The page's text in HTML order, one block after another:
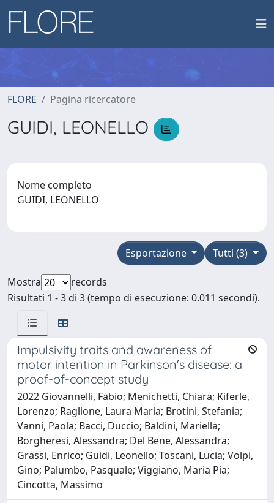
FLORE Pagina ricercatore
GUIDI, LEONELLO
Nome completo
GUIDI, LEONELLO
Tutti (3)
Esportazione
Mostra
records
Risultati 1 - 3 di 3 (tempo di esecuzione: 0.011 secondi).
Impulsivity traits and awareness of
motor intention in Parkinson's disease: a
proof-of-concept study
2022 Giovannelli, Fabio; Menichetti, Chiara; Kiferle,
Lorenzo; Raglione, Laura Maria; Brotini, Stefania;
Vanni, Paola; Bacci, Duccio; Baldini, Mariella;
Borgheresi, Alessandra; Del Bene, Alessandra;
Grassi, Enrico; Guidi, Leonello; Toscani, Lucia; Volpi,
Gino; Palumbo, Pasquale; Viggiano, Maria Pia;
Cincotta, Massimo